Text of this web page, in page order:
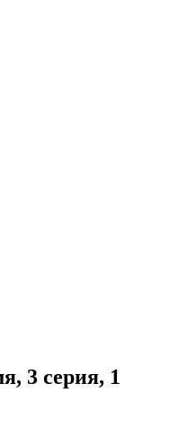
3 серия, 1